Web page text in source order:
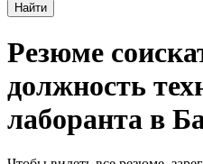
Найти
Резюме
должность
лаборанта в